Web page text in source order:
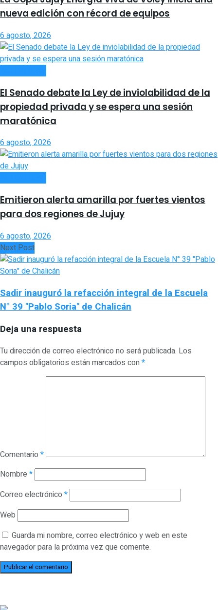
nueva edición con récord de equipos
6 agosto, 2026
El Senado debate la Ley de inviolabilidad de la
propiedad privada y se espera una sesión
maratónica
6 agosto, 2026
Emitieron alerta amarilla por fuertes vientos
para dos regiones de Jujuy
6 agosto, 2026
Next Post
Sadir inauguró la refacción integral de la Escuela
N° 39 "Pablo Soria" de Chalicán
Deja una respuesta
Tu dirección de correo electrónico no será publicada. Los
campos obligatorios están marcados con*
Comentario *
Nombre *
Correo electrónico *
Web
Guarda mi nombre, correo electrónico y web en este
navegador para la próxima vez que comente.